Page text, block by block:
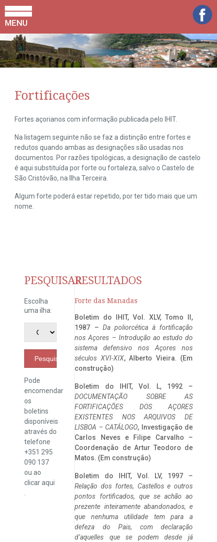
MENU
Fortificações
Fortes açorianos com informação publicada pelo IHIT.
Na listagem seguinte não se faz a distinção entre fortes e
redutos quando ambas as designações são usadas nos
documentos. Por razões tipológicas, a designação de castelo
é aqui substituída por forte ou fortaleza, salvo o Castelo de
São Cristóvão, na Ilha Terceira.
Algum forte poderá estar repetido, por ter tido mais que um
nome.
PESQUISAR
Escolha
uma ilha:
Pesquisar
Pode
encomendar
os
boletins
disponíveis
através do
telefone
+351 295
090 137
ou ao
clicaraqui
RESULTADOS
Forte das Manadas
Boletim do IHIT, Vol. XLV, Tomo II,
1987 – Da poliorcética à fortificação
nos Açores – Introdução ao estudo do
sistema defensivo nos Açores nos
séculos XVI-XIX, Alberto Vieira. (Em
construção)
Boletim do IHIT, Vol. L, 1992 –
DOCUMENTAÇÃO SOBRE AS
FORTIFICAÇÕES DOS AÇORES
EXISTENTES NOS ARQUIVOS DE
LISBOA – CATÁLOGO, Investigação de
Carlos Neves e Filipe Carvalho –
Coordenação de Artur Teodoro de
Matos. (Em construção)
Boletim do IHIT, Vol. LV, 1997 –
Relação dos fortes, Castellos e outros
pontos fortificados, que se achão ao
prezente inteiramente abandonados, e
que nenhuma utilidade tem para a
defeza do Pais, com declaração
d’aquelles que se podem desde já